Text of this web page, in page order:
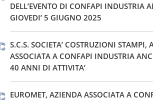
DELL’EVENTO DI CONFAPI INDUSTRIA
GIOVEDI’ 5 GIUGNO 2025
S.C.S. SOCIETA’ COSTRUZIONI STAMPI,
ASSOCIATA A CONFAPI INDUSTRIA
40 ANNI DI ATTIVITA’
EUROMET, AZIENDA ASSOCIATA A